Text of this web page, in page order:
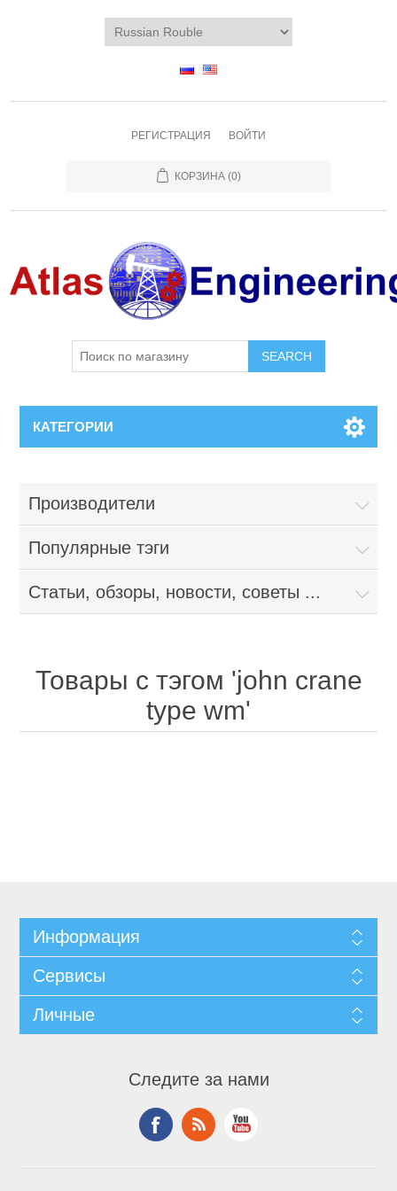
РЕГИСТРАЦИЯ ВОЙТИ
КОРЗИНА (0)
КАТЕГОРИИ
Производители
Популярные тэги
Статьи, обзоры, новости, советы ...
Товары с тэгом 'john crane
type wm'
Информация
Сервисы
Личные
Следите за нами